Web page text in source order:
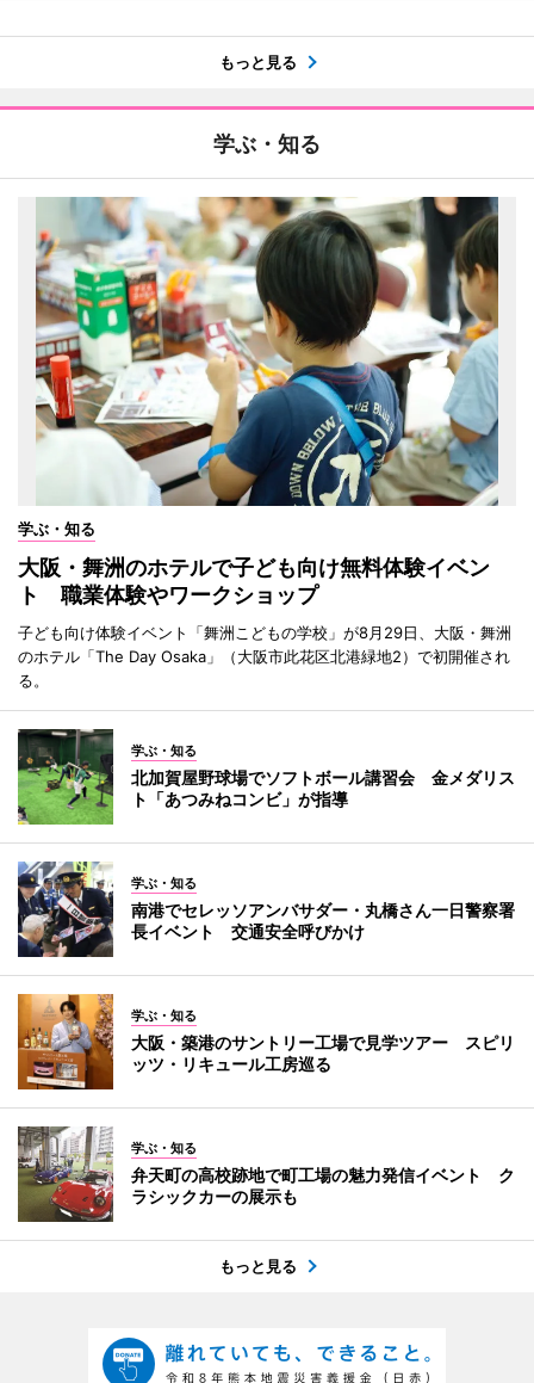
もっと見る
学ぶ・知る
学ぶ・知る
大阪・舞洲のホテルで子ども向け無料体験イベン
ト 職業体験やワークショップ
子ども向け体験イベント「舞洲こどもの学校」が8月29日、大阪・舞洲
のホテル「The Day Osaka」（大阪市此花区北港緑地2）で初開催され
る。
学ぶ・知る
北加賀屋野球場でソフトボール講習会 金メダリス
ト「あつみねコンビ」が指導
学ぶ・知る
南港でセレッソアンバサダー・丸橋さん一日警察署
長イベント 交通安全呼びかけ
学ぶ・知る
大阪・築港のサントリー工場で見学ツアー スピリ
ッツ・リキュール工房巡る
学ぶ・知る
弁天町の高校跡地で町工場の魅力発信イベント ク
ラシックカーの展示も
もっと見る